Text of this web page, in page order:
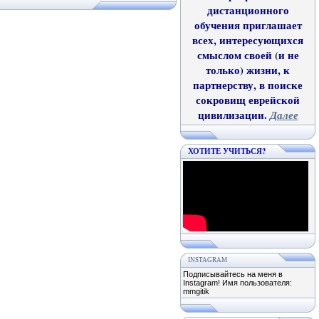
дистанционного
обучения приглашает
всех, интересующихся
смыслом своей (и не
только) жизни, к
партнерству, в поиске
сокровищ еврейской
цивилизации.Далее
ХОТИТЕ УЧИТЬСЯ?
INSTAGRAM
Подписывайтесь на меня в
Instagram! Имя пользователя:
mmgitik